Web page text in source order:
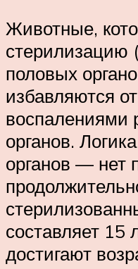
Животные,
стерилизацию
половых
избавляются
воспалениями
органов.
органов — нет
составляет 15
достигают